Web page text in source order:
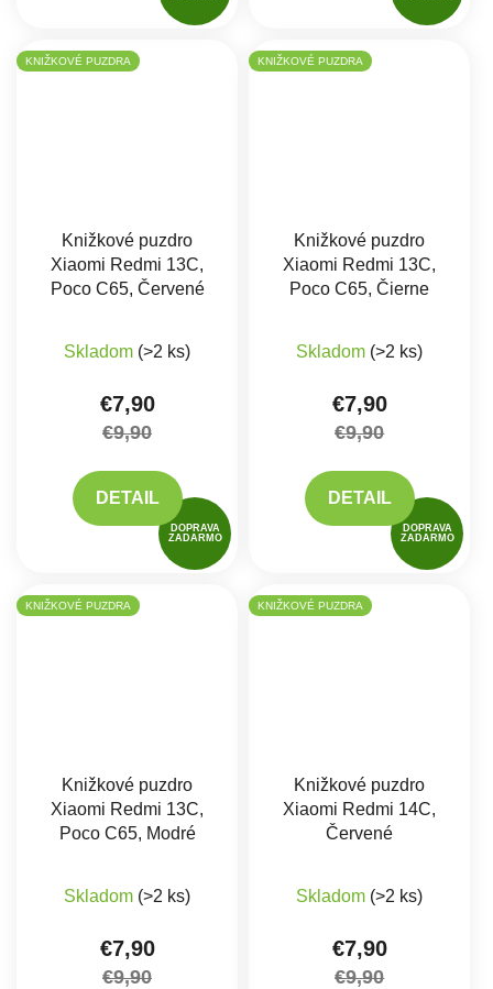
KNIŽKOVÉ PUZDRA
DOPRAVA
ZADARMO
Knižkové puzdro
Xiaomi Redmi 13C,
Poco C65, Červené
Skladom (>2 ks)
€7,90
€9,90
DETAIL
KNIŽKOVÉ PUZDRA
DOPRAVA
ZADARMO
Knižkové puzdro
Xiaomi Redmi 13C,
Poco C65, Čierne
Skladom (>2 ks)
€7,90
€9,90
DETAIL
KNIŽKOVÉ PUZDRA
Knižkové puzdro
Xiaomi Redmi 13C,
Poco C65, Modré
Skladom (>2 ks)
€7,90
€9,90
KNIŽKOVÉ PUZDRA
Knižkové puzdro
Xiaomi Redmi 14C,
Červené
Skladom (>2 ks)
€7,90
€9,90